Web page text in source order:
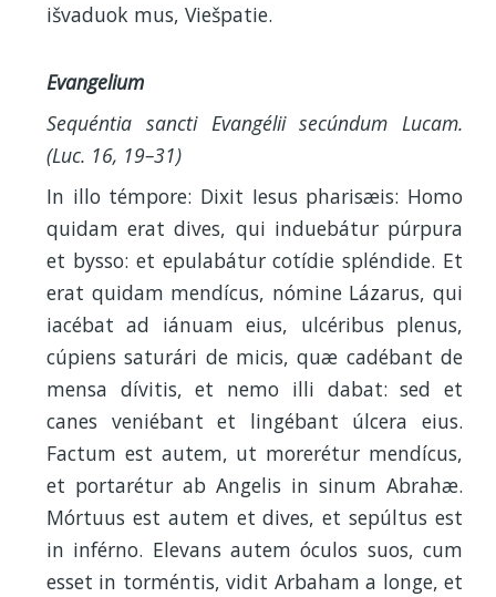
išvaduok mus, Viešpatie.
Evangelium
Sequéntia sancti Evangélii secúndum Lucam.
(Luc. 16, 19–31)
In illo témpore: Dixit Iesus pharisæis: Homo
quidam erat dives, qui induebátur púrpura
et bysso: et epulabátur cotídie spléndide. Et
erat quidam mendícus, nómine Lázarus, qui
iacébat ad iánuam eius, ulcéribus plenus,
cúpiens saturári de micis, quæ cadébant de
mensa dívitis, et nemo illi dabat: sed et
canes veniébant et lingébant úlcera eius.
Factum est autem, ut morerétur mendícus,
et portarétur ab Angelis in sinum Abrahæ.
Mórtuus est autem et dives, et sepúltus est
in inférno. Elevans autem óculos suos, cum
esset in torméntis, vidit Arbaham a longe, et